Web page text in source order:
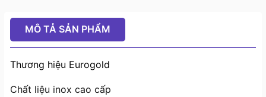
MÔ TẢ SẢN PHẨM
Thương hiệu Eurogold
Chất liệu inox cao cấp